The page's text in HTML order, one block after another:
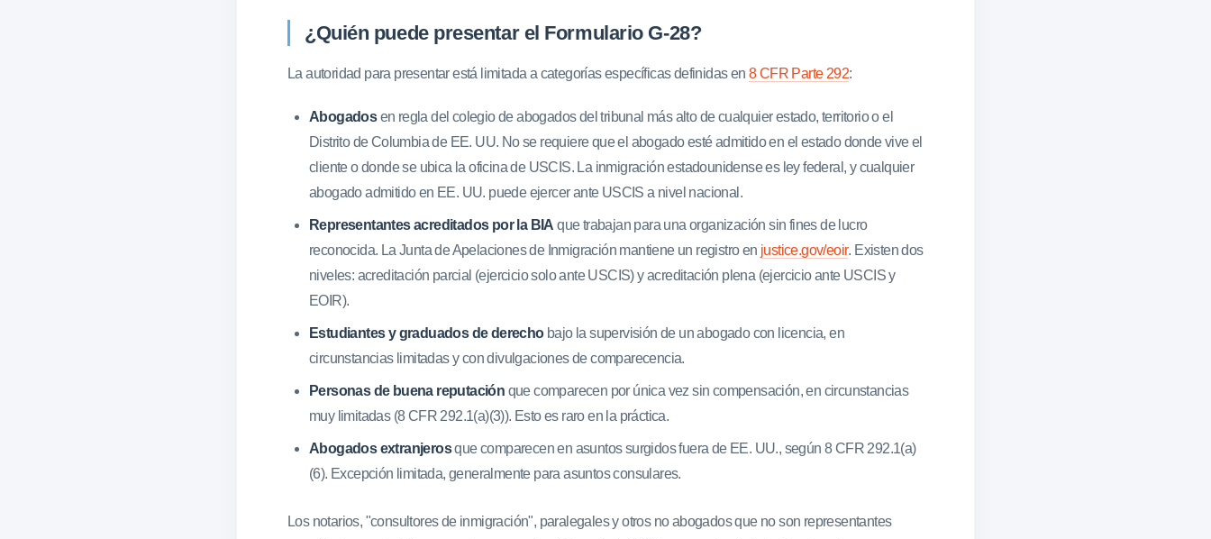
¿Quién puede presentar el Formulario G-28?
La autoridad para presentar está limitada a categorías específicas definidas en 8 CFR Parte 292:
Abogadosen regla del colegio de abogados del tribunal más alto de cualquier estado, territorio o el
Distrito de Columbia de EE. UU. No se requiere que el abogado esté admitido en el estado donde vive el
cliente o donde se ubica la oficina de USCIS. La inmigración estadounidense es ley federal, y cualquier
abogado admitido en EE. UU. puede ejercer ante USCIS a nivel nacional.
Representantes acreditados por la BIA que trabajan para una organización sin fines de lucro
reconocida. La Junta de Apelaciones de Inmigración mantiene un registro en justice.gov/eoir. Existen dos
niveles: acreditación parcial (ejercicio solo ante USCIS) y acreditación plena (ejercicio ante USCIS y
EOIR).
Estudiantes y graduados de derechobajo la supervisión de un abogado con licencia, en
circunstancias limitadas y con divulgaciones de comparecencia.
Personas de buena reputación que comparecen por única vez sin compensación, en circunstancias
muy limitadas (8 CFR 292.1(a)(3)). Esto es raro en la práctica.
Abogados extranjerosque comparecen en asuntos surgidos fuera de EE. UU., según 8 CFR 292.1(a)
(6). Excepción limitada, generalmente para asuntos consulares.
Los notarios, "consultores de inmigración", paralegales y otros no abogados que no son representantes